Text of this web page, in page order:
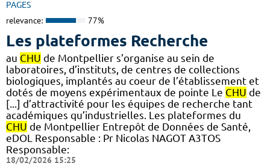
PAGES
relevance: 77%
Les plateformes Recherche
au CHU de Montpellier s’organise au sein de
laboratoires, d’instituts, de centres de collections
biologiques, implantés au coeur de l’établissement et
dotés de moyens expérimentaux de pointe Le CHU de
[...] d’attractivité pour les équipes de recherche tant
académiques qu’industrielles. Les plateformes du
CHU de Montpellier Entrepôt de Données de Santé,
eDOL Responsable : Pr Nicolas NAGOT A3TOS
Responsable:
18/02/2026 15:25